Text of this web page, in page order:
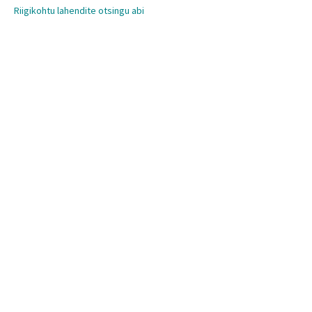
Riigikohtu lahendite otsingu abi